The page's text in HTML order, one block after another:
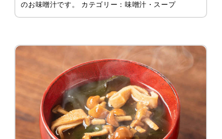
のお味噌汁です。 カテゴリー：味噌汁・スープ